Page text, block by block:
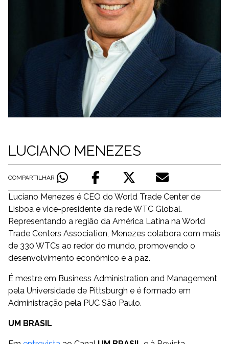
LUCIANO MENEZES
COMPARTILHAR
Luciano Menezes é CEO do World Trade Center de
Lisboa e vice-presidente da rede WTC Global.
Representando a região da América Latina na World
Trade Centers Association, Menezes colabora com mais
de 330 WTCs ao redor do mundo, promovendo o
desenvolvimento econômico e a paz.
É mestre em Business Administration and Management
pela Universidade de Pittsburgh e é formado em
Administração pela PUC São Paulo.
UM BRASIL